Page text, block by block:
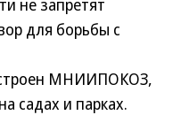
не запретят
для борьбы с
МНИИПОКОЗ,
садах и парках.